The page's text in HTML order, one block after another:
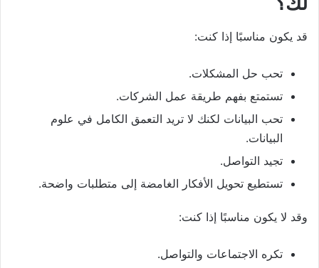
قد يكون مناسبًا إذا كنت:
تحب حل المشكلات.
تستمتع بفهم طريقة عمل الشركات.
تحب البيانات لكنك لا تريد التعمق الكامل في علوم
البيانات.
تجيد التواصل.
تستطيع تحويل الأفكار الغامضة إلى متطلبات واضحة.
وقد لا يكون مناسبًا إذا كنت:
تكره الاجتماعات والتواصل.